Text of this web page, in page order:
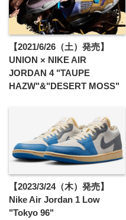
【2021/6/26（土）発売】
UNION × NIKE AIR
JORDAN 4 "TAUPE
HAZW"&"DESERT MOSS"
【2023/3/24（木）発売】
Nike Air Jordan 1 Low
"Tokyo 96"